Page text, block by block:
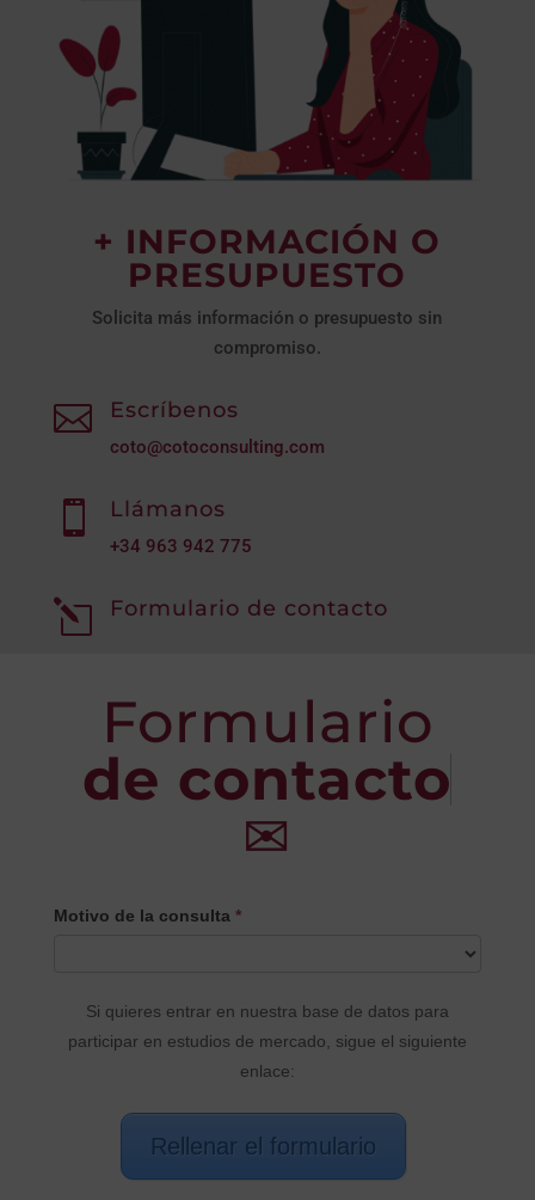
+ INFORMACIÓN O
PRESUPUESTO
Solicita más información o presupuesto sin
compromiso.
 Escríbenos
coto@cotoconsulting.com
 Llámanos
+34 963 942 775
l Formulario de contacto
Formulario
de contacto
✉
CONTACTO
Motivo de la consulta *
Si quieres entrar en nuestra base de datos para
participar en estudios de mercado, sigue el siguiente
enlace:
Rellenar el formulario